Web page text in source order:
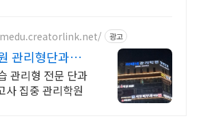
광고
관리형단과학
전문 단과 학원
관리형 전문 단과
사 집중 관리학원